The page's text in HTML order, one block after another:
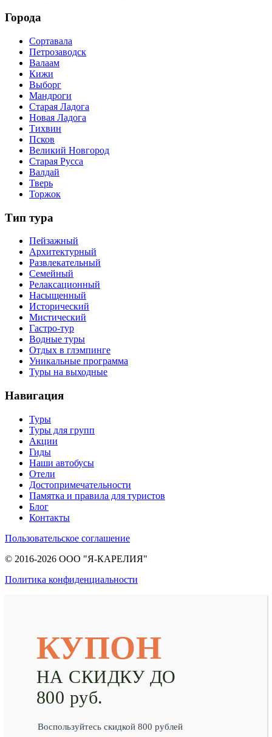
Города
Сортавала
Петрозаводск
Валаам
Кижи
Выборг
Мандроги
Старая Ладога
Новая Ладога
Тихвин
Псков
Великий Новгород
Старая Русса
Валдай
Тверь
Торжок
Тип тура
Пейзажный
Архитектурный
Развлекательный
Семейный
Релаксационный
Насыщенный
Исторический
Мистический
Гастро-тур
Водные туры
Отдых в глэмпинге
Уникальные программа
Туры на выходные
Навигация
Туры
Туры для групп
Акции
Гиды
Наши автобусы
Отели
Достопримечательности
Памятка и правила для туристов
Блог
Контакты
Пользовательское соглашение
© 2016-2026 ООО "Я-КАРЕЛИЯ"
Политика конфиденциальности
КУПОН
НА СКИДКУ ДО
800 руб.
Воспользуйтесь скидкой 800 рублей